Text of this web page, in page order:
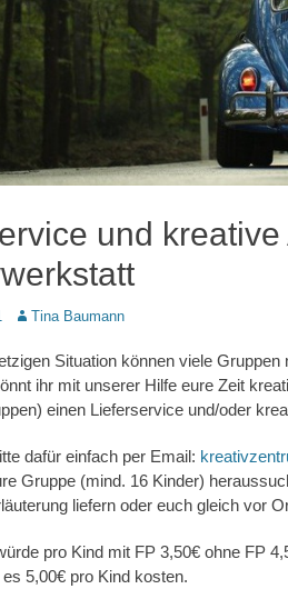
und
AutorTina Baumann
Situation können viele
ihr mit unserer Hilfe eure Zeit
einen Lieferservice und/oder
dafür einfach per Email:
Gruppe (mind. 16 Kinder)
liefern oder euch gleich vor
pro Kind mit FP 3,50€ ohne FP
5,00€ pro Kind kosten.